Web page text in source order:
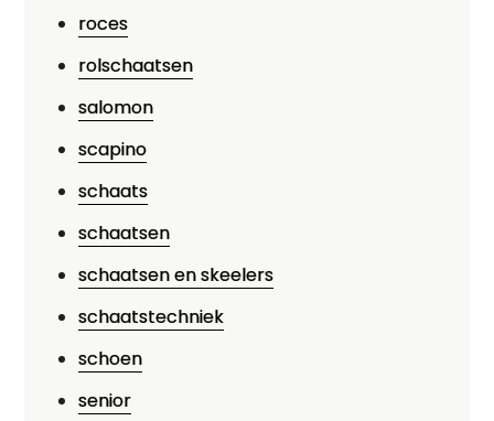
roces
rolschaatsen
salomon
scapino
schaats
schaatsen
schaatsen en skeelers
schaatstechniek
schoen
senior